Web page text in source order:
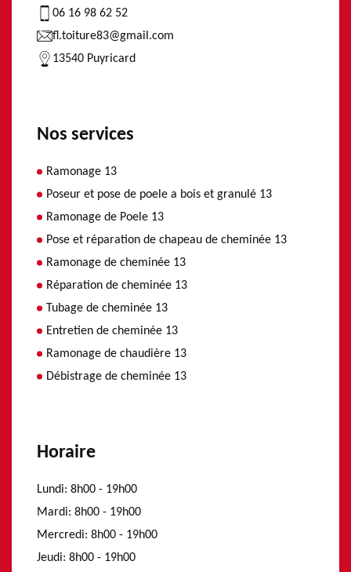
06 16 98 62 52
fl.toiture83@gmail.com
13540 Puyricard
Nos services
Ramonage 13
Poseur et pose de poele a bois et granulé 13
Ramonage de Poele 13
Pose et réparation de chapeau de cheminée 13
Ramonage de cheminée 13
Réparation de cheminée 13
Tubage de cheminée 13
Entretien de cheminée 13
Ramonage de chaudière 13
Débistrage de cheminée 13
Horaire
Lundi: 8h00 - 19h00
Mardi: 8h00 - 19h00
Mercredi: 8h00 - 19h00
Jeudi: 8h00 - 19h00